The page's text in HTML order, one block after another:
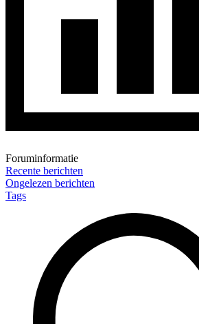
Foruminformatie
Recente berichten
Ongelezen berichten
Tags